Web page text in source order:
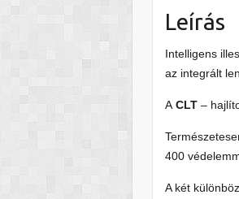
Leírás
Intelligens
az integrált
A CLT–
400
A két